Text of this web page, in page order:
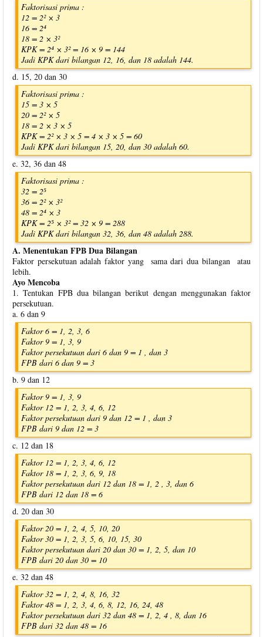
Faktorisasi prima :
12 = 2² × 3
16 = 2⁴
18 = 2 × 3²
KPK = 2⁴ × 3² = 16 × 9 = 144
Jadi KPK dari bilangan 12, 16, dan 18 adalah 144.
d. 15, 20 dan 30
Faktorisasi prima :
15 = 3 × 5
20 = 2² × 5
18 = 2 × 3 × 5
KPK = 2² × 3 × 5 = 4 × 3 × 5 = 60
Jadi KPK dari bilangan 15, 20, dan 30 adalah 60.
e. 32, 36 dan 48
Faktorisasi prima :
32 = 2⁵
36 = 2² × 3²
48 = 2⁴ × 3
KPK = 2⁵ × 3² = 32 × 9 = 288
Jadi KPK dari bilangan 32, 36, dan 48 adalah 288.
A. Menentukan FPB Dua Bilangan
Faktor persekutuan adalah faktor yang sama dari dua bilangan atau
lebih.
Ayo Mencoba
1. Tentukan FPB dua bilangan berikut dengan menggunakan faktor
persekutuan.
a. 6 dan 9
Faktor 6 = 1, 2, 3, 6
Faktor 9 = 1, 3, 9
Faktor persekutuan dari 6 dan 9 = 1 , dan 3
FPB dari 6 dan 9 = 3
b. 9 dan 12
Faktor 9 = 1, 3, 9
Faktor 12 = 1, 2, 3, 4, 6, 12
Faktor persekutuan dari 9 dan 12 = 1 , dan 3
FPB dari 9 dan 12 = 3
c. 12 dan 18
Faktor 12 = 1, 2, 3, 4, 6, 12
Faktor 18 = 1, 2, 3, 6, 9, 18
Faktor persekutuan dari 12 dan 18 = 1, 2 , 3, dan 6
FPB dari 12 dan 18 = 6
d. 20 dan 30
Faktor 20 = 1, 2, 4, 5, 10, 20
Faktor 30 = 1, 2, 3, 5, 6, 10, 15, 30
Faktor persekutuan dari 20 dan 30 = 1, 2, 5, dan 10
FPB dari 20 dan 30 = 10
e. 32 dan 48
Faktor 32 = 1, 2, 4, 8, 16, 32
Faktor 48 = 1, 2, 3, 4, 6, 8, 12, 16, 24, 48
Faktor persekutuan dari 32 dan 48 = 1, 2, 4 , 8, dan 16
FPB dari 32 dan 48​ = 16